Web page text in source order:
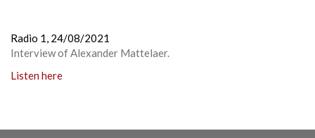
Radio 1, 24/08/2021
Interview of Alexander Mattelaer.
Listen here